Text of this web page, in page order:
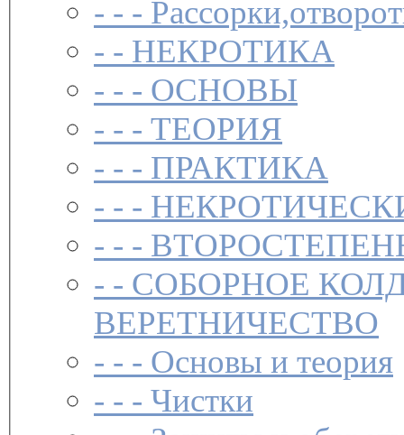
- - -
- - НЕКРОТИКА
- - - ОСНОВЫ
- - - ТЕОРИЯ
- - - ПРАКТИКА
- - -
- - -
- - СОБОРНОЕ
ВЕРЕТНИЧЕСТВО
- - - Основы и теория
- - - Чистки­